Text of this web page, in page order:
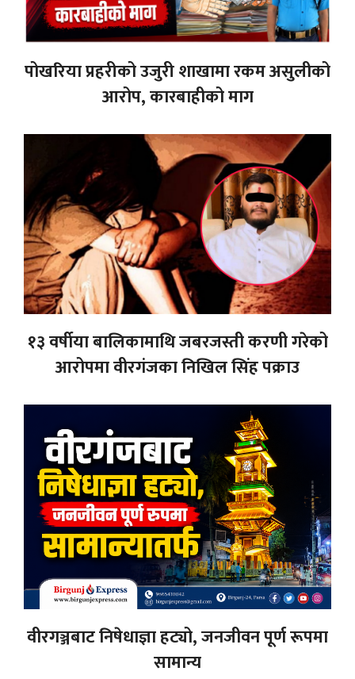
पोखरिया प्रहरीको उजुरी शाखामा रकम असुलीको
आरोप, कारबाहीको माग
१३ वर्षीया बालिकामाथि जबरजस्ती करणी गरेको
आरोपमा वीरगंजका निखिल सिंह पक्राउ
वीरगञ्जबाट निषेधाज्ञा हट्यो, जनजीवन पूर्ण रूपमा
सामान्य